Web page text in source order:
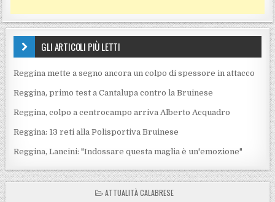
GLI ARTICOLI PIÙ LETTI
Reggina mette a segno ancora un colpo di spessore in attacco
Reggina, primo test a Cantalupa contro la Bruinese
Reggina, colpo a centrocampo arriva Alberto Acquadro
Reggina: 13 reti alla Polisportiva Bruinese
Reggina, Lancini: "Indossare questa maglia è un'emozione"
POSTED IN
ATTUALITÀ CALABRESE